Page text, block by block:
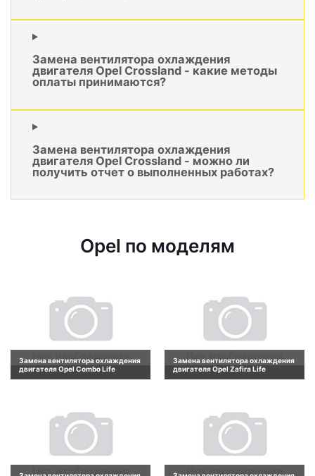
Замена вентилятора охлаждения
двигателя Opel Crossland - какие методы
оплаты принимаются?
Замена вентилятора охлаждения
двигателя Opel Crossland - можно ли
получить отчет о выполненных работах?
Opel по моделям
Замена вентилятора охлаждения
двигателя Opel Combo Life
Замена вентилятора охлаждения
двигателя Opel Zafira Life